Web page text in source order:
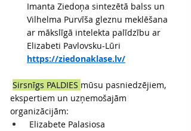
Imanta Ziedoņa sintezētā balss un
Vilhelma Purvīša gleznu meklēšana
ar mākslīgā intelekta palīdzību ar
Elizabeti Pavlovsku-Lūri
https://ziedonaklase.lv/
Sirsnīgs PALDIES mūsu pasniedzējiem,
ekspertiem un uzņemošajām
organizācijām:
Elizabete Palasiosa